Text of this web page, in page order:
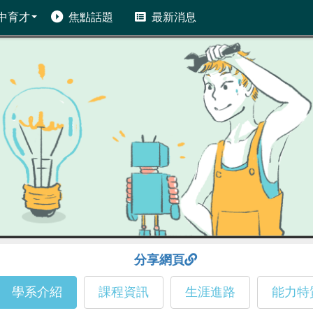
育才 焦點話題 最新消息
分享網頁
學系介紹 課程資訊 生涯進路 能力特